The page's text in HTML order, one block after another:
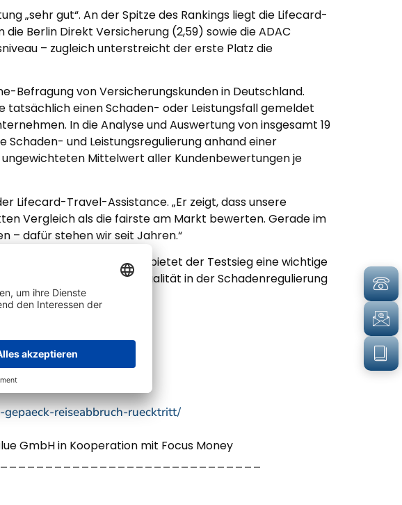
„sehr gut“. An der Spitze des Rankings liegt die Lifecard-
Berlin Direkt Versicherung (2,59) sowie die ADAC
– zugleich unterstreicht der erste Platz die
Befragung von Versicherungskunden in Deutschland.
einen Schaden- oder Leistungsfall gemeldet
In die Analyse und Auswertung von insgesamt 19
Schaden- und Leistungsregulierung anhand einer
ungewichteten Mittelwert aller Kundenbewertungen je
Lifecard-Travel-Assistance. „Er zeigt, dass unsere
Vergleich als die fairste am Markt bewerten. Gerade im
– dafür stehen wir seit Jahren.“
LTA. Für Verbraucher bietet der Testsieg eine wichtige
dafür, dass nachhaltige Qualität in der Schadenregulierung
reiseabbruch-ruecktritt/
GmbH in Kooperation mit Focus Money